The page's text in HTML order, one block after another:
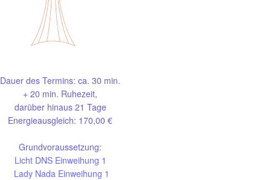
Dauer des Termins: ca. 30 min.
+ 20 min. Ruhezeit,
darüber hinaus 21 Tage
Energieausgleich: 170,00 €
Grundvoraussetzung:
Licht DNS Einweihung 1
Lady Nada Einweihung 1